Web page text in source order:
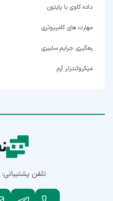
داده کاوی با پایتون
مهارت های کامپیوتری
رهگیری جرایم سایبری
میکروکنترلر آرم
تلفن پشتیبانی: